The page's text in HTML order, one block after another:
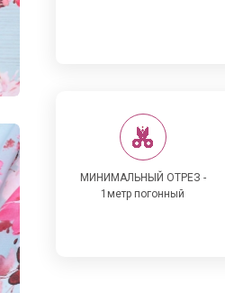
МИНИМАЛЬНЫЙ ОТРЕЗ -
1метр погонный